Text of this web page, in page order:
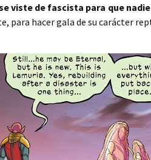
viste de fascista para que
para hacer gala de su carácter